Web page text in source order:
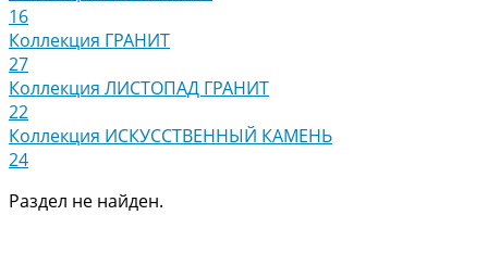
16
Коллекция ГРАНИТ
27
Коллекция ЛИСТОПАД ГРАНИТ
22
Коллекция ИСКУССТВЕННЫЙ КАМЕНЬ
24
Раздел не найден.